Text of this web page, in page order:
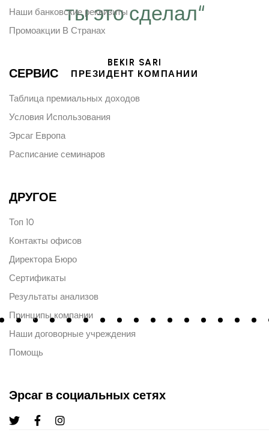
ты это сделал“
BEKIR SARI
ПРЕЗИДЕНТ КОМПАНИИ
Наши банковские реквизиты
Промоакции В Странах
СЕРВИС
Таблица премиальных доходов
Условия Использования
Эрсаг Европа
Расписание семинаров
ДРУГОЕ
Топ 10
Контакты офисов
Директора Бюро
Сертификаты
Результаты анализов
Принципы компании
Наши договорные учреждения
Помощь
Эрсаг в социальных сетях